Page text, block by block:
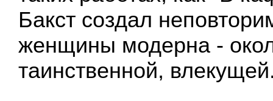
Бакст создал
женщины модерна -
таинственной,